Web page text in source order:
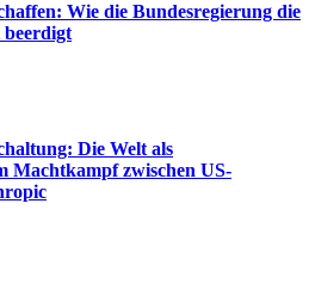
Wie die Bundesregierung die
Die Welt als
Machtkampf zwischen US-